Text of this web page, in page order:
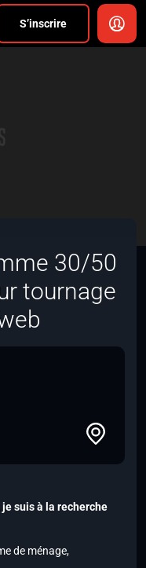
S’inscrire
30/50
tournage
suis à la recherche
de ménage,